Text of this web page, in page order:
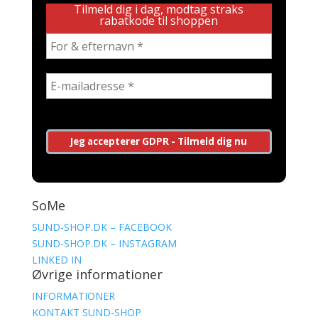
Tilmeld dig i dag, modtag straks
rabatkode til shoppen
SoMe
SUND-SHOP.DK – FACEBOOK
SUND-SHOP.DK – INSTAGRAM
LINKED IN
Øvrige informationer
INFORMATIONER
KONTAKT SUND-SHOP